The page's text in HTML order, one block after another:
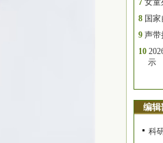
7 女童
8 国
9 声带
10
示
编辑
科